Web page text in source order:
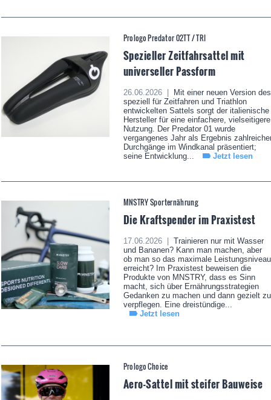
Prologo Predator 02TT / TRI
Spezieller Zeitfahrsattel mit
universeller Passform
26.06.2026 |
Mit einer neuen Version des
speziell für Zeitfahren und Triathlon
entwickelten Sattels sorgt der italienische
Hersteller für eine einfachere, vielseitigere
Nutzung. Der Predator 01 wurde
vergangenes Jahr als Ergebnis
Durchgänge im Windkanal präsentiert;
seine Entwicklung...
Jetzt lesen
MNSTRY Sporternährung
Die Kraftspender im Praxistest
17.06.2026 |
Trainieren nur mit Wasser
und Bananen? Kann man machen, aber
ob man so das maximale Leistungsniveau
erreicht? Im Praxistest beweisen die
Produkte von MNSTRY, dass es Sinn
macht, sich über Ernährungsstrategien
Gedanken zu machen und dann gezielt zu
verpflegen. Eine dreistündige...
Jetzt lesen
Prologo Choice
Aero-Sattel mit steifer Bauweise